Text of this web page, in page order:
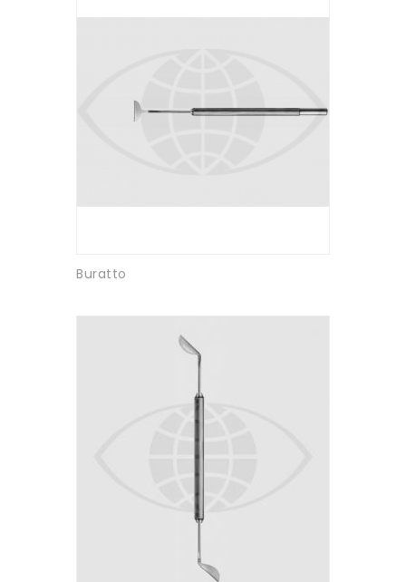
Buratto